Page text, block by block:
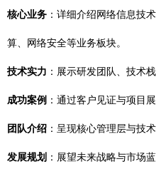
核心业务 ：详细介绍网络信息技
算、网络安全等业务板块。
技术实力 ：展示研发团队、技术
成功案例 ：通过客户见证与项目
团队介绍 ：呈现核心管理层与技
发展规划 ：展望未来战略与市场蓝